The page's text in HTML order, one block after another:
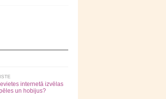
internetā izvēlas
un hobijus?